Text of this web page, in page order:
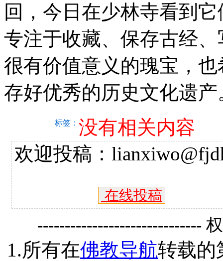
回，今日在少林寺看到
专注于收藏、保存古经
很有价值意义的瑰宝，
存好优秀的历史文化遗产
标签： 没有相关内容
欢迎投稿：
在线投稿
------------------------------
1.所有在佛教导航转载的